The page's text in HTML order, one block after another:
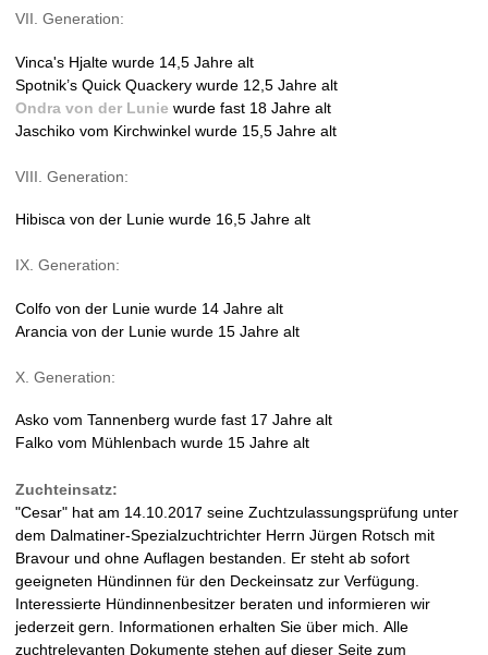
VII. Generation:
Vinca's Hjalte wurde 14,5 Jahre alt
Spotnik’s Quick Quackery wurde 12,5 Jahre alt
Ondra von der Lunie wurde fast 18 Jahre alt
Jaschiko vom Kirchwinkel wurde 15,5 Jahre alt
VIII. Generation:
Hibisca von der Lunie wurde 16,5 Jahre alt
IX. Generation:
Colfo von der Lunie wurde 14 Jahre alt
Arancia von der Lunie wurde 15 Jahre alt
X. Generation:
Asko vom Tannenberg wurde fast 17 Jahre alt
Falko vom Mühlenbach wurde 15 Jahre alt
Zuchteinsatz:
"Cesar" hat am 14.10.2017 seine Zuchtzulassungsprüfung unter
dem Dalmatiner-Spezialzuchtrichter Herrn Jürgen Rotsch mit
Bravour und ohne Auflagen bestanden. Er steht ab sofort
geeigneten Hündinnen für den Deckeinsatz zur Verfügung.
Interessierte Hündinnenbesitzer beraten und informieren wir
jederzeit gern. Informationen erhalten Sie über mich. Alle
zuchtrelevanten Dokumente stehen auf dieser Seite zum